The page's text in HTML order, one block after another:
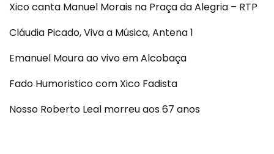
Xico canta Manuel Morais na Praça da Alegria – RTP
Cláudia Picado, Viva a Música, Antena 1
Emanuel Moura ao vivo em Alcobaça
Fado Humoristico com Xico Fadista
Nosso Roberto Leal morreu aos 67 anos